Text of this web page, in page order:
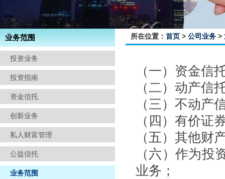
企业文化
公司背景
业务范围
投资业务
投资指南
资金信托
创新业务
私人财富管理
公益信托
业务范围
所在位置： 首页 > 公司业务 >
（一）资金信
（二）动产信
（三）不动产
（四）有价证
（五）其他财
（六）作为
业务；